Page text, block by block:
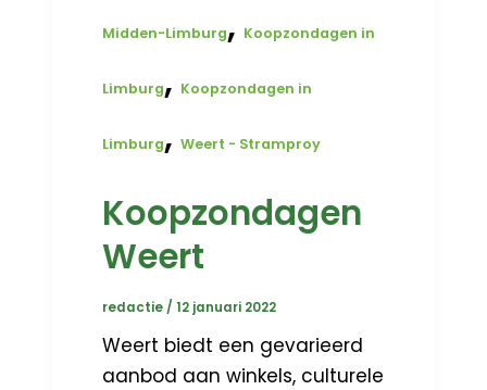
Midden-Limburg, Koopzondagen in
Limburg, Koopzondagen in
Limburg,Weert - Stramproy
Koopzondagen
Weert
redactie /12 januari 2022
Weert biedt een gevarieerd
aanbod aan winkels, culturele